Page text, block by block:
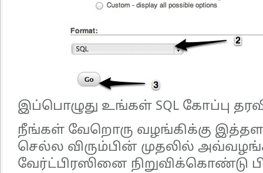
இப்பொழுது உங்கள் SQL கோப்பு
நீங்கள் வேறொரு வழங்கிக்கு
செல்ல விரும்பின் முதலில்
வேர்ட்பிரஸினை நிறுவிக்கொண்டு